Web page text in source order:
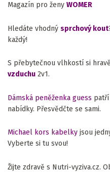
Magazín pro ženy WOMER
Hledáte vhodný sprchový kout
každý!
S přebytečnou vlhkostí si
vzduchu 2v1.
Dámská peněženka guess
nabídky. Přesvědčte se sami.
Michael kors kabelky jsou
Vyberte si tu svou!
Žijte zdravě s Nutri-vyziva.cz.